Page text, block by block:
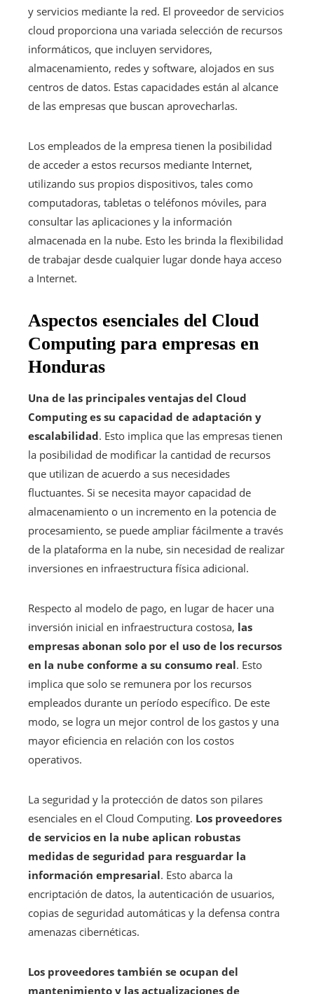
y servicios mediante la red. El proveedor de servicios
cloud proporciona una variada selección de recursos
informáticos, que incluyen servidores,
almacenamiento, redes y software, alojados en sus
centros de datos. Estas capacidades están al alcance
de las empresas que buscan aprovecharlas.
Los empleados de la empresa tienen la posibilidad
de acceder a estos recursos mediante Internet,
utilizando sus propios dispositivos, tales como
computadoras, tabletas o teléfonos móviles, para
consultar las aplicaciones y la información
almacenada en la nube. Esto les brinda la flexibilidad
de trabajar desde cualquier lugar donde haya acceso
a Internet.
Aspectos esenciales del Cloud
Computing para empresas en
Honduras
Una de las principales ventajas del Cloud
Computing es su capacidad de adaptación y
escalabilidad. Esto implica que las empresas tienen
la posibilidad de modificar la cantidad de recursos
que utilizan de acuerdo a sus necesidades
fluctuantes. Si se necesita mayor capacidad de
almacenamiento o un incremento en la potencia de
procesamiento, se puede ampliar fácilmente a través
de la plataforma en la nube, sin necesidad de realizar
inversiones en infraestructura física adicional.
Respecto al modelo de pago, en lugar de hacer una
inversión inicial en infraestructura costosa, las
empresas abonan solo por el uso de los recursos
en la nube conforme a su consumo real. Esto
implica que solo se remunera por los recursos
empleados durante un período específico. De este
modo, se logra un mejor control de los gastos y una
mayor eficiencia en relación con los costos
operativos.
La seguridad y la protección de datos son pilares
esenciales en el Cloud Computing. Los proveedores
de servicios en la nube aplican robustas
medidas de seguridad para resguardar la
información empresarial. Esto abarca la
encriptación de datos, la autenticación de usuarios,
copias de seguridad automáticas y la defensa contra
amenazas cibernéticas.
Los proveedores también se ocupan del
mantenimiento y las actualizaciones de